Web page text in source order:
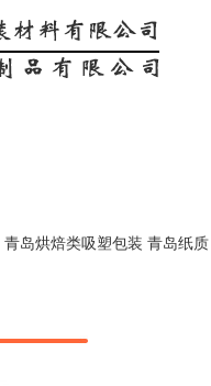
青岛烘焙类吸塑包装 青岛纸质